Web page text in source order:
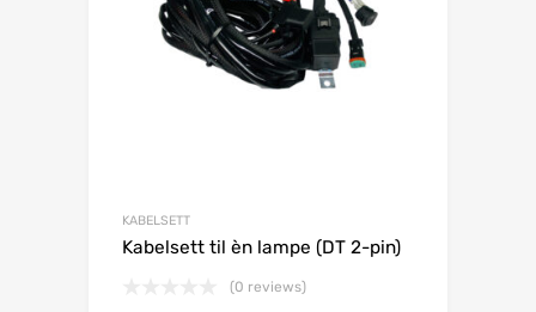
KABELSETT
Kabelsett til èn lampe (DT 2-pin)
(0 reviews)